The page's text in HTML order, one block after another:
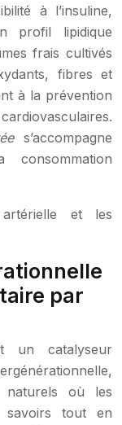
à l’insuline,
profil lipidique
frais cultivés
fibres et
à la prévention
s’accompagne
et les
par
un catalyseur
naturels où les
savoirs tout en